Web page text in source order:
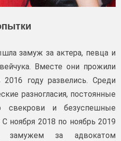
замуж за актера, певца и
Вместе они прожили
году развелись. Среди
разногласия, постоянные
свекрови и безуспешные
ноября 2018 по ноябрь 2019
замужем за адвокатом